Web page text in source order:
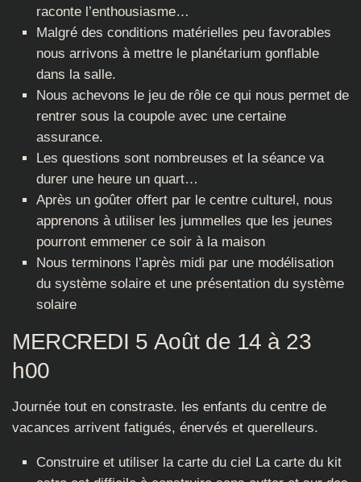
raconte l’enthousiasme…
Malgré des conditions matérielles peu favorables
nous arrivons à mettre le planétarium gonflable
dans la salle.
Nous achevons le jeu de rôle ce qui nous permet de
rentrer sous la coupole avec une certaine
assurance.
Les questions sont nombreuses et la séance va
durer une heure un quart…
Après un goûter offert par le centre culturel, nous
apprenons à utiliser les jummelles que les jeunes
pourront emmener ce soir à la maison
Nous terminons l’après midi par une modélisation
du système solaire et une présentation du système
solaire
MERCREDI 5 Août de 14 à 23
h00
Journée tout en constraste. les enfants du centre de
vacances arrivent fatigués, énervés et querelleurs.
Construire et utiliser la carte du ciel La carte du kit